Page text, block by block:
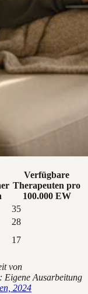
Verfügbare
Therapeuten pro
100.000 EW
35
28
17
von
Eigene Ausarbeitung
2024